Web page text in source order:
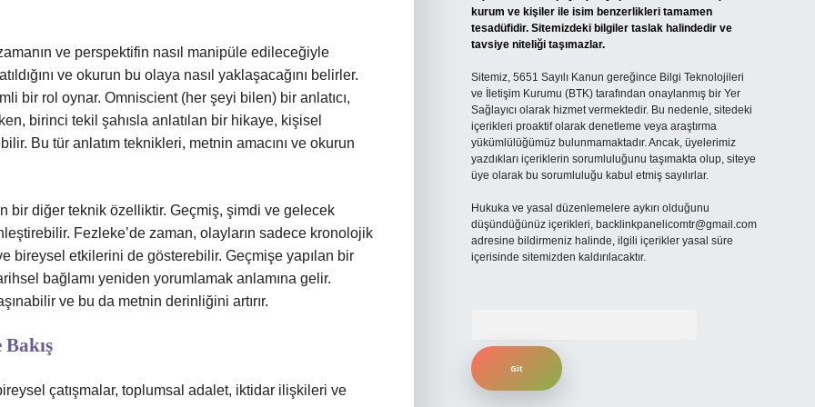
ve perspektifin nasıl manipüle edileceğiyle
ve okurun bu olaya nasıl yaklaşacağını belirler.
bir rol oynar. Omniscient (her şeyi bilen) bir anlatıcı,
birinci tekil şahısla anlatılan bir hikaye, kişisel
Bu tür anlatım teknikleri, metnin amacını ve okurun
bir diğer teknik özelliktir. Geçmiş, şimdi ve gelecek
Fezleke’de zaman, olayların sadece kronolojik
bireysel etkilerini de gösterebilir. Geçmişe yapılan bir
bağlamı yeniden yorumlamak anlamına gelir.
ve bu da metnin derinliğini artırır.
çatışmalar, toplumsal adalet, iktidar ilişkileri ve
kurum ve kişiler ile isim benzerlikleri tamamen
tesadüfidir. Sitemizdeki bilgiler taslak halindedir ve
tavsiye niteliği taşımazlar.
Sitemiz, 5651 Sayılı Kanun gereğince Bilgi Teknolojileri
ve İletişim Kurumu (BTK) tarafından onaylanmış bir Yer
Sağlayıcı olarak hizmet vermektedir. Bu nedenle, sitedeki
içerikleri proaktif olarak denetleme veya araştırma
yükümlülüğümüz bulunmamaktadır. Ancak, üyelerimiz
yazdıkları içeriklerin sorumluluğunu taşımakta olup, siteye
üye olarak bu sorumluluğu kabul etmiş sayılırlar.
Hukuka ve yasal düzenlemelere aykırı olduğunu
düşündüğünüz içerikleri, backlinkpanelicomtr@gmail.com
adresine bildirmeniz halinde, ilgili içerikler yasal süre
içerisinde sitemizden kaldırılacaktır.